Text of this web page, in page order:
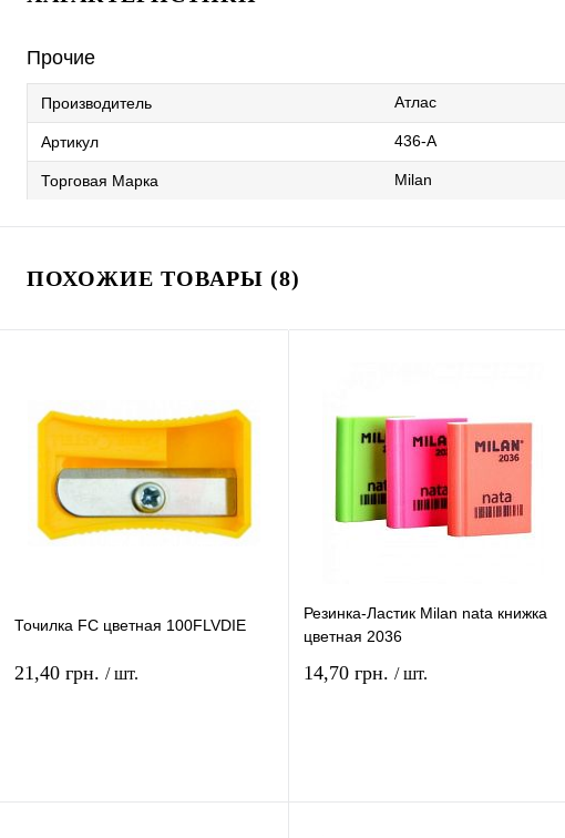
Прочие
Производитель Атлас
Артикул 436-А
Торговая Марка Milan
ПОХОЖИЕ ТОВАРЫ (8)
Точилка FC цветная 100FLVDIE
21,40 грн. / шт.
Резинка-Ластик Milan nata книжка
цветная 2036
14,70 грн. / шт.